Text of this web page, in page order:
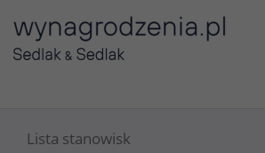
Lista stanowisk